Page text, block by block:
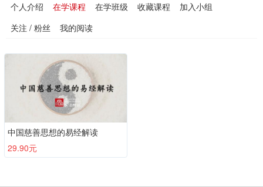
个人介绍 在学课程 在学班级 收藏课程
加入小组
关注 / 粉丝
我的阅读
中国慈善思想的易经解读
29.90元